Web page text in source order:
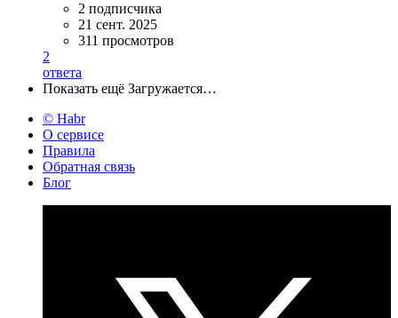
2 подписчика
21 сент. 2025
311 просмотров
2
ответа
Показать ещё Загружается…
© Habr
О сервисе
Правила
Обратная связь
Блог